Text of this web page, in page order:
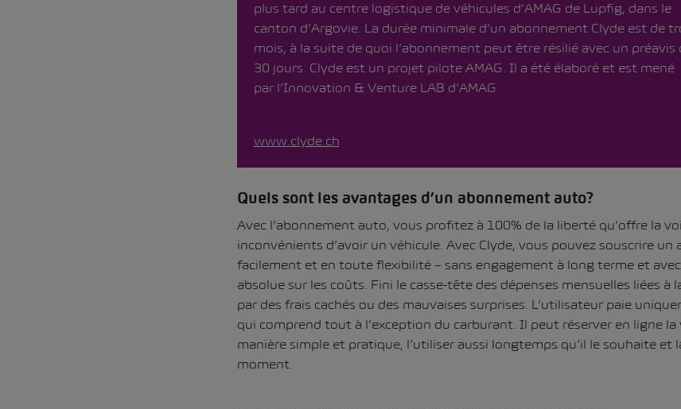
plus tard au centre logistique de véhicules d’AMAG de Lupfig, dans le
canton d’Argovie. La durée minimale d’un abonnement Clyde est de
mois, à la suite de quoi l’abonnement peut être résilié avec un préavis
30 jours. Clyde est un projet pilote AMAG. Il a été élaboré et est mené
par l’Innovation & Venture LAB d’AMAG.
www.clyde.ch
Quels sont les avantages d’un abonnement auto?
Avec l’abonnement auto, vous profitez à 100% de la liberté qu’offre la
inconvénients d’avoir un véhicule. Avec Clyde, vous pouvez souscrire
facilement et en toute flexibilité – sans engagement à long terme et
absolue sur les coûts. Fini le casse-tête des dépenses mensuelles liées à
par des frais cachés ou des mauvaises surprises. L’utilisateur paie
qui comprend tout à l’exception du carburant. Il peut réserver en ligne
manière simple et pratique, l’utiliser aussi longtemps qu’il le souhaite et
moment.